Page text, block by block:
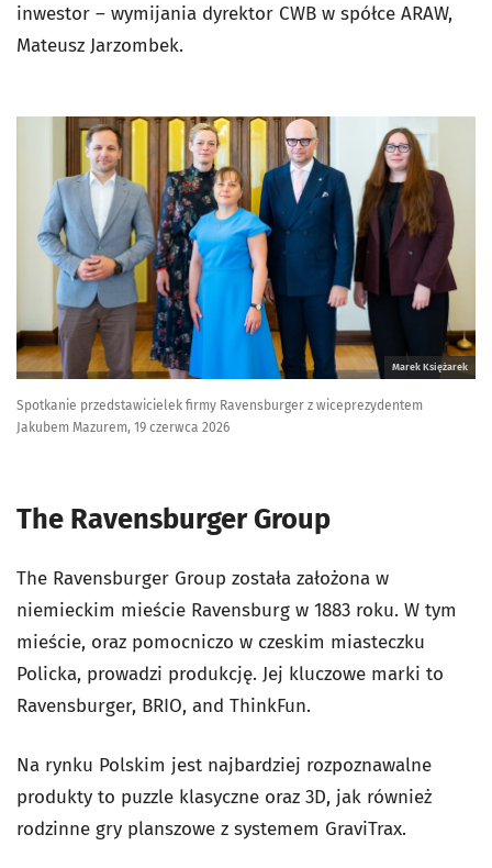
inwestor – wymijania dyrektor CWB w spółce ARAW,
Mateusz Jarzombek.
Marek Księżarek
Spotkanie przedstawicielek firmy Ravensburger z wiceprezydentem
Jakubem Mazurem, 19 czerwca 2026
The Ravensburger Group
The Ravensburger Group została założona w
niemieckim mieście Ravensburg w 1883 roku. W tym
mieście, oraz pomocniczo w czeskim miasteczku
Policka, prowadzi produkcję. Jej kluczowe marki to
Ravensburger, BRIO, and ThinkFun.
Na rynku Polskim jest najbardziej rozpoznawalne
produkty to puzzle klasyczne oraz 3D, jak również
rodzinne gry planszowe z systemem GraviTrax.